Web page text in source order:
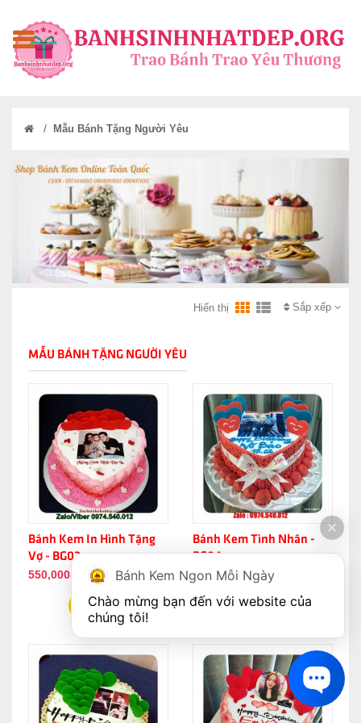
/ Mẫu Bánh Tặng Người Yêu
Sắp xếp
Hiển thị
MẪU BÁNH TẶNG NGƯỜI YÊU
Bánh Kem In Hình Tặng
Vợ - BG02
550,000đ
Bánh Kem Tình Nhân -
BG04
550,000đ
Bánh Kem Ngon Mỗi Ngày
Chào mừng bạn đến với website của
chúng tôi!